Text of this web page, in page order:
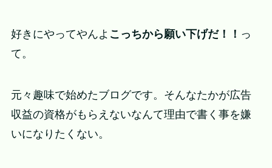
好きにやってやんよ こっちから願い下げだ！！ っ
て。
元々趣味で始めたブログです。そんなたかが広告
収益の資格がもらえないなんて理由で書く事を嫌
いになりたくない。